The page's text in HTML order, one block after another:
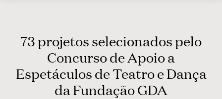
73 projetos selecionados pelo
Concurso de Apoio a
Espetáculos de Teatro e Dança
da Fundação GDA